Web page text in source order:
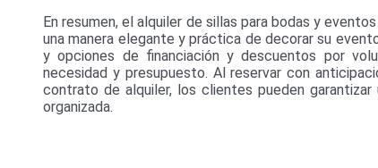
En resumen, el alquiler de sillas para bodas y
una manera elegante y práctica de decorar su
y opciones de financiación y descuentos por
necesidad y presupuesto. Al reservar con
contrato de alquiler, los clientes pueden garantizar
organizada.